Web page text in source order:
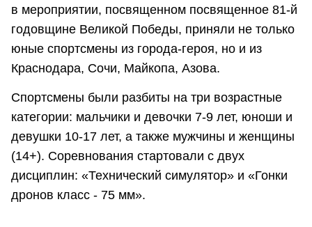
в мероприятии, посвященном посвященное 81-й
годовщине Великой Победы, приняли не только
юные спортсмены из города-героя, но и из
Краснодара, Сочи, Майкопа, Азова.
Спортсмены были разбиты на три возрастные
категории: мальчики и девочки 7-9 лет, юноши и
девушки 10-17 лет, а также мужчины и женщины
(14+). Соревнования стартовали с двух
дисциплин: «Технический симулятор» и «Гонки
дронов класс - 75 мм».